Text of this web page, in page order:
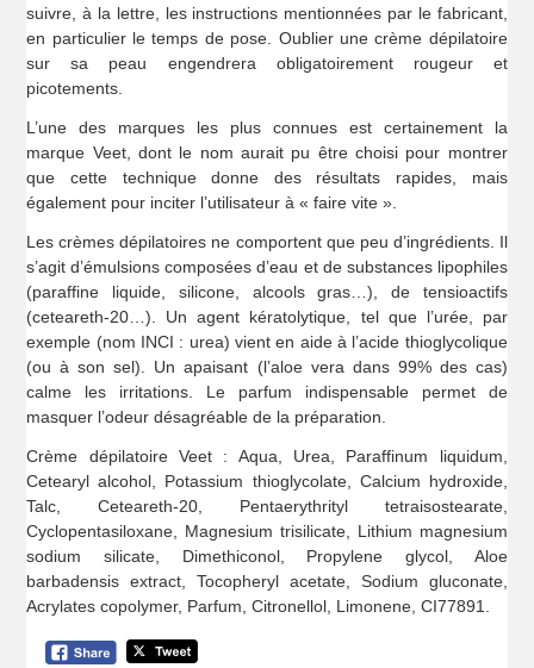
suivre, à la lettre, les instructions mentionnées par le fabricant,
en particulier le temps de pose. Oublier une crème dépilatoire
sur sa peau engendrera obligatoirement rougeur et
picotements.
L’une des marques les plus connues est certainement la
marque Veet, dont le nom aurait pu être choisi pour montrer
que cette technique donne des résultats rapides, mais
également pour inciter l’utilisateur à « faire vite ».
Les crèmes dépilatoires ne comportent que peu d’ingrédients. Il
s’agit d’émulsions composées d’eau et de substances lipophiles
(paraffine liquide, silicone, alcools gras…), de tensioactifs
(ceteareth-20…). Un agent kératolytique, tel que l’urée, par
exemple (nom INCI : urea) vient en aide à l’acide thioglycolique
(ou à son sel). Un apaisant (l’aloe vera dans 99% des cas)
calme les irritations. Le parfum indispensable permet de
masquer l’odeur désagréable de la préparation.
Crème dépilatoire Veet : Aqua, Urea, Paraffinum liquidum,
Cetearyl alcohol, Potassium thioglycolate, Calcium hydroxide,
Talc, Ceteareth-20, Pentaerythrityl tetraisostearate,
Cyclopentasiloxane, Magnesium trisilicate, Lithium magnesium
sodium silicate, Dimethiconol, Propylene glycol, Aloe
barbadensis extract, Tocopheryl acetate, Sodium gluconate,
Acrylates copolymer, Parfum, Citronellol, Limonene, CI77891.